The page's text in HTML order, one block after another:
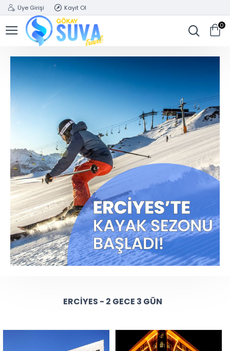
Üye Girişi Kayıt Ol
0
ERCIYES - 2 GECE 3 GÜN